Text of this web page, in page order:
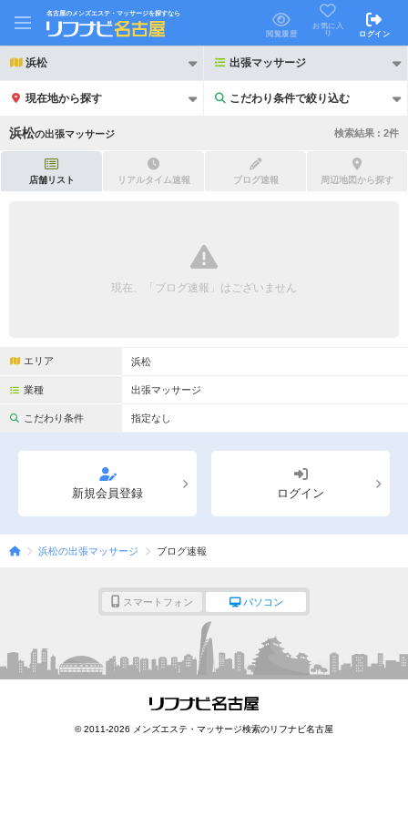
名古屋のメンズエステ・マッサージを探すなら
閲覧履歴
お気に入
り
ログイン
浜松 出張マッサージ
現在地から探す こだわり条件で絞り込む
こだわり条件で絞り込む
完全個室
ペアルームあり シャワー室完備
フットバスあり
専用駐車場あり 有資格者在籍
日本人スタッフのみ
Ｗセラピスト
こだわり条件を変更
浜松の出張マッサージ 検索結果 : 2件
店舗リスト リアルタイム速報 ブログ速報 周辺地図から探す
現在、「ブログ速報」はございません
エリア 浜松
業種 出張マッサージ
こだわり条件 指定なし
新規会員登録 ログイン
浜松の出張マッサージ ブログ速報
スマートフォン パソコン
© 2011-2026 メンズエステ・マッサージ検索のリフナビ名古屋